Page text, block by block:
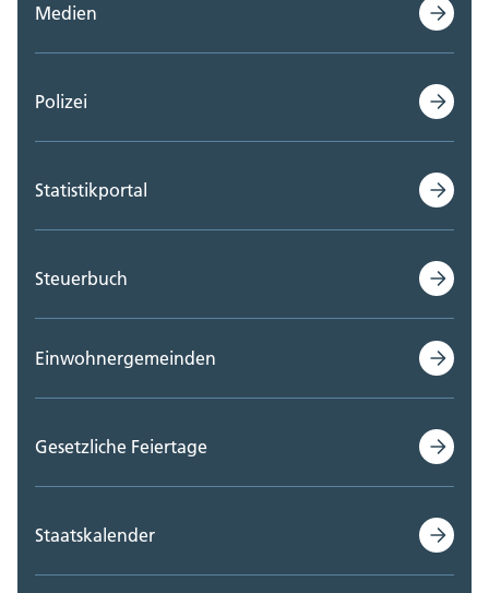
Medien
Polizei
Statistikportal
Steuerbuch
Einwohnergemeinden
Gesetzliche Feiertage
Staatskalender